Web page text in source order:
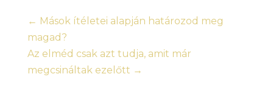
← Mások ítéletei alapján határozod meg
magad?
Az elméd csak azt tudja, amit már
megcsináltak ezelőtt →